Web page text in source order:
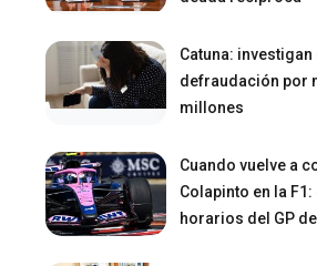
Catuna: investigan
defraudación por
millones
Cuando vuelve a
Colapinto en la F1:
horarios del GP